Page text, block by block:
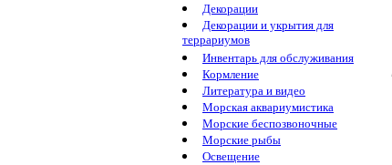
Декорации
Декорации и укрытия для
террариумов
Инвентарь для обслуживания
Кормление
Литература и видео
Морская аквариумистика
Морские беспозвоночные
Морские рыбы
Освещение